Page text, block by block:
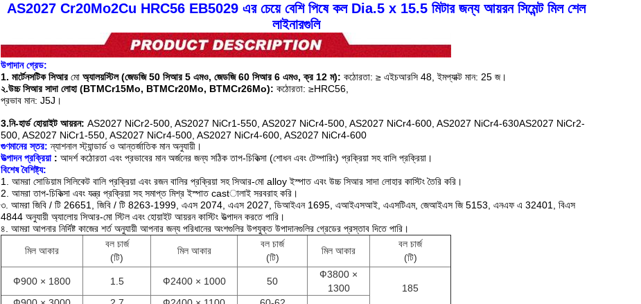
AS2027 Cr20Mo2Cu HRC56 EB5029 এর চেয়ে বেশি পিষে কল Dia.5 x 15.5 মিটার জন্য আয়রন সিমেন্ট মিল শেল
লাইনারগুলি
উপাদান গ্রেড:
1. মার্টেনসটিক সিআরমো অ্যালয়স্টিল (জেডজি 50 সিআর 5 এমও, জেডজি 60 সিআর 6 এমও, ক্র 12 ম): কঠোরতা: ≥ এইচআরসি 48, ইমপ্যাক্ট মান: 25 জ।
২.উচ্চ সিআর সাদা লোহা (BTMCr15Mo, BTMCr20Mo, BTMCr26Mo): কঠোরতা: ≥HRC56,
প্রভাব মান: J5J।
3.নি-হার্ড হোয়াইট আয়রন: AS2027 NiCr2-500, AS2027 NiCr1-550, AS2027 NiCr4-500, AS2027 NiCr4-600, AS2027 NiCr4-630AS2027 NiCr2-
500, AS2027 NiCr1-550, AS2027 NiCr4-500, AS2027 NiCr4-600, AS2027 NiCr4-600
গুণমানের স্তর: ন্যাশনাল স্ট্যান্ডার্ড ও আন্তর্জাতিক মান অনুযায়ী।
উত্পাদন প্রক্রিয়া: আদর্শ কঠোরতা এবং প্রভাবের মান অর্জনের জন্য সঠিক তাপ-চিকিত্সা (শোধন এবং টেম্পারিং) প্রক্রিয়া সহ বালি প্রক্রিয়া।
বিশেষ বৈশিষ্ট্য:
1. আমরা সোডিয়াম সিলিকেট বালি প্রক্রিয়া এবং রজন বালির প্রক্রিয়া সহ সিআর-মো alloy ইস্পাত এবং উচ্চ সিআর সাদা লোহার কাস্টিং তৈরি করি।
2. আমরা তাপ-চিকিত্সা এবং যন্ত্র প্রক্রিয়া সহ সমাপ্ত মিশ্র ইস্পাত castালাই সরবরাহ করি।
৩. আমরা জিবি / টি 26651, জিবি / টি 8263-1999, এএস 2074, এএস 2027, ডিআইএন 1695, এআইএসআই, এএসটিএম, জেআইএস জি 5153, এনএফ এ 32401, বিএস
4844 অনুযায়ী অ্যালোয় সিআর-মো স্টিল এবং হোয়াইট আয়রন কাস্টিং উত্পাদন করতে পারি।
৪. আমরা আপনার নির্দিষ্ট কাজের শর্ত অনুযায়ী আপনার জন্য পরিধানের অংশগুলির উপযুক্ত উপাদানগুলির গ্রেডের প্রস্তাব দিতে পারি।
মিল আকার
বল চার্জ
(টি)
মিল আকার
বল চার্জ
(টি)
মিল আকার
বল চার্জ
(টি)
Ф900 × 1800 1.5 Ф2400 × 1000 50
Ф3800 ×
1300
185